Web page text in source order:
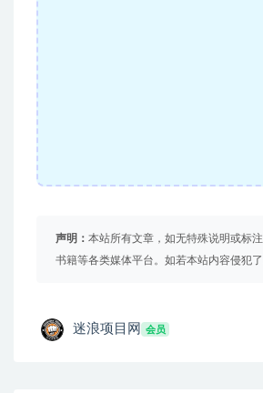
声明： 本站所有文章，如无特殊说明或标
书籍等各类媒体平台。如若本站内容侵犯
迷浪项目网 会员